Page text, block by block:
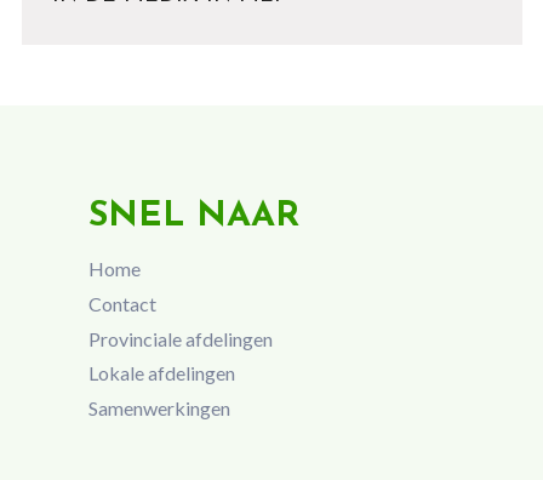
SNEL NAAR
Home
Contact
Provinciale afdelingen
Lokale afdelingen
Samenwerkingen